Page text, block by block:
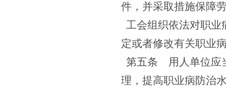
件，并采取措施保障
工会组织依法对职业
定或者修改有关职业
第五条 用人单位应
理，提高职业病防治